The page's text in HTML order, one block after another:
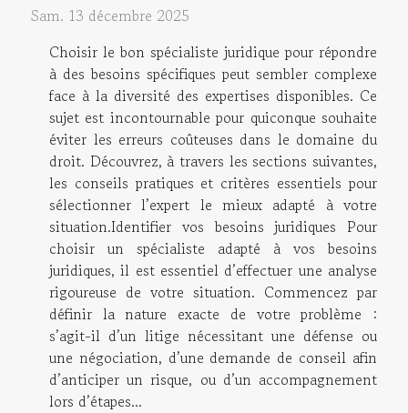
Sam. 13 décembre 2025
Choisir le bon spécialiste juridique pour répondre
à des besoins spécifiques peut sembler complexe
face à la diversité des expertises disponibles. Ce
sujet est incontournable pour quiconque souhaite
éviter les erreurs coûteuses dans le domaine du
droit. Découvrez, à travers les sections suivantes,
les conseils pratiques et critères essentiels pour
sélectionner l’expert le mieux adapté à votre
situation.Identifier vos besoins juridiques Pour
choisir un spécialiste adapté à vos besoins
juridiques, il est essentiel d’effectuer une analyse
rigoureuse de votre situation. Commencez par
définir la nature exacte de votre problème :
s’agit-il d’un litige nécessitant une défense ou
une négociation, d’une demande de conseil afin
d’anticiper un risque, ou d’un accompagnement
lors d’étapes...